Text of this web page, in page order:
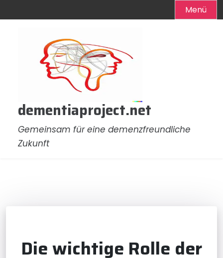
Menü
dementiaproject.net
Gemeinsam für eine demenzfreundliche
Zukunft
Die wichtige Rolle der